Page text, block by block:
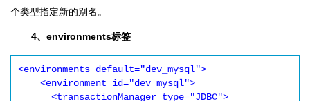
个类型指定新的别名。
4、environments标签
<environments default="dev_mysql">